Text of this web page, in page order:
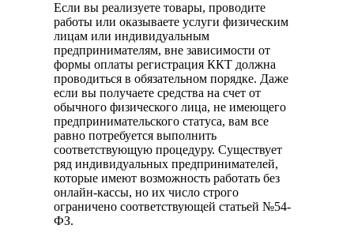
Если вы реализуете товары, проводите
работы или оказываете услуги физическим
лицам или индивидуальным
предпринимателям, вне зависимости от
формы оплаты регистрация ККТ должна
проводиться в обязательном порядке. Даже
если вы получаете средства на счет от
обычного физического лица, не имеющего
предпринимательского статуса, вам все
равно потребуется выполнить
соответствующую процедуру. Существует
ряд индивидуальных предпринимателей,
которые имеют возможность работать без
онлайн-кассы, но их число строго
ограничено соответствующей статьей №54-
ФЗ.